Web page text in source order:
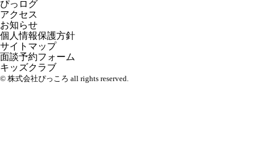
ぴっログ
アクセス
お知らせ
個人情報保護方針
サイトマップ
面談予約フォーム
キッズクラブ
© 株式会社ぴっころ all rights reserved.